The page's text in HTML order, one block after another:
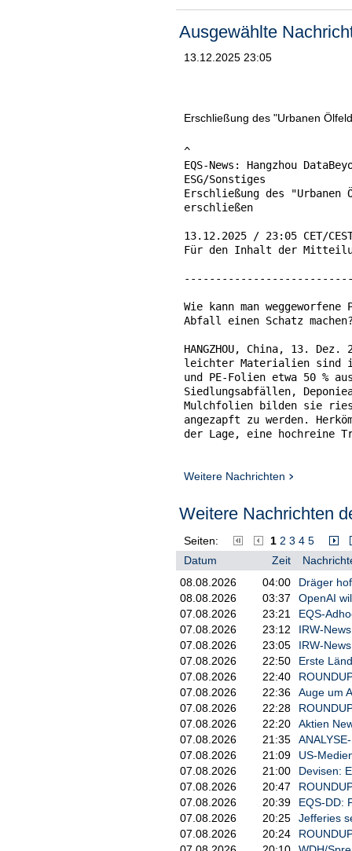
Ausgewählte
13.12.2025 23:05
Erschließung des "Urbanen
^
EQS-News: Hangzhou
ESG/Sonstiges
Erschließung des
erschließen
13.12.2025 / 23:05 CET/
Für den Inhalt der
Wie kann man
Abfall einen Schatz
HANGZHOU, China, 13.
leichter Materialien sind
und PE-Folien etwa 50 %
Siedlungsabfällen,
Mulchfolien bilden sie
angezapft zu werden.
der Lage, eine hochreine
Der Schlüssel zur
Leichte Materialien
PET-Folien, die optisch
Herausforderung für die
Beeinträchtigung der
Temperaturen
giftige Dioxine erzeugt;
sauerstoffhaltige
Heizwert verringern.
DATABEYONDs
die Extraktion von
Dank einer
256-Band-
von über 95 % aus
effizient PVC- und PET-
gewährleistet die Reinheit
Pyrolyse und eliminiert
Hochreine PP/PE-Folie
umgewandelt werden.
Kraftstoffkomponenten wie
PP/PE-Folie ergibt 0,6-
Weitere Nachrichten
Weitere Nachrichten
Seiten: 1 2 3 4 5
Datum
Zeit
08.08.2026
04:00
Dräger
08.08.2026
03:37
OpenAI
07.08.2026
23:21
EQS-
07.08.2026
23:12
IRW-
07.08.2026
23:05
IRW-
07.08.2026
22:50
Erste
07.08.2026
22:40
07.08.2026
22:36
Auge um
07.08.2026
22:28
07.08.2026
22:20
Aktien
07.08.2026
21:35
07.08.2026
21:09
US-
07.08.2026
21:00
Devisen:
07.08.2026
20:47
07.08.2026
20:39
EQS-DD:
07.08.2026
20:25
Jefferies
07.08.2026
20:24